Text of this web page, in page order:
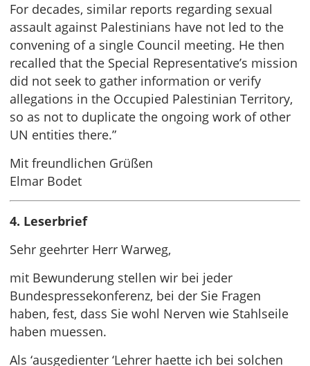
For decades, similar reports regarding sexual
assault against Palestinians have not led to the
convening of a single Council meeting. He then
recalled that the Special Representative’s mission
did not seek to gather information or verify
allegations in the Occupied Palestinian Territory,
so as not to duplicate the ongoing work of other
UN entities there.”
Mit freundlichen Grüßen
Elmar Bodet
4. Leserbrief
Sehr geehrter Herr Warweg,
mit Bewunderung stellen wir bei jeder
Bundespressekonferenz, bei der Sie Fragen
haben, fest, dass Sie wohl Nerven wie Stahlseile
haben muessen.
Als ‘ausgedienter ‘Lehrer haette ich bei solchen